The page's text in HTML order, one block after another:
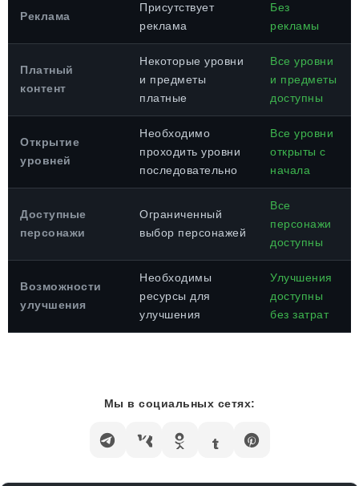
Реклама
Присутствует
реклама
Без
рекламы
Платный
контент
Некоторые уровни
и предметы
платные
Все уровни
и предметы
доступны
Открытие
уровней
Необходимо
проходить уровни
последовательно
Все уровни
открыты с
начала
Доступные
персонажи
Ограниченный
выбор персонажей
Все
персонажи
доступны
Возможности
улучшения
Необходимы
ресурсы для
улучшения
Улучшения
доступны
без затрат
Мы в социальных сетях: